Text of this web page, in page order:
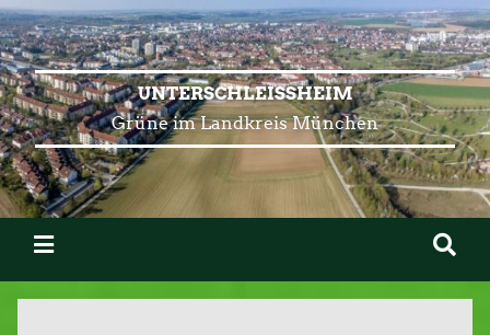
UNTERSCHLEISSHEIM
Grüne im Landkreis München